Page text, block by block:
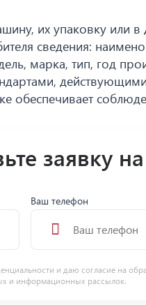
их упаковку или
сведения:
марка, тип, год
обеспечивает
заявку
Ваш телефон
и даю согласие на
и информационных рассылок.